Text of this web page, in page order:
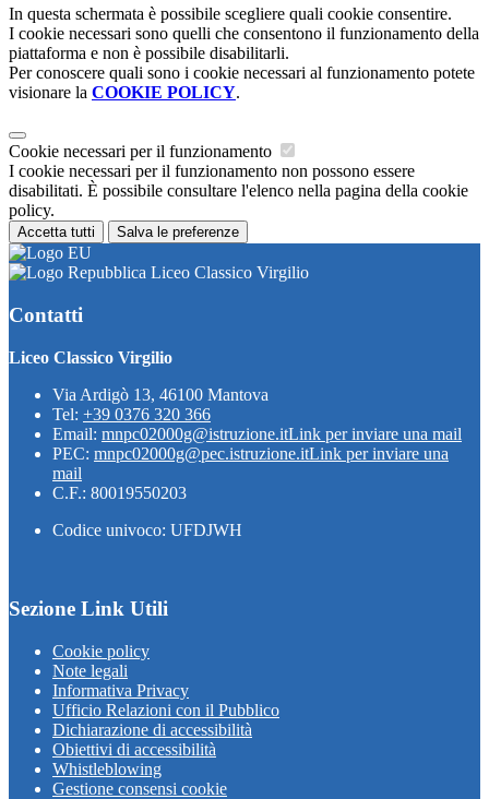
In questa schermata è possibile scegliere quali cookie consentire.
I cookie necessari sono quelli che consentono il funzionamento della
piattaforma e non è possibile disabilitarli.
Per conoscere quali sono i cookie necessari al funzionamento potete
visionare la COOKIE POLICY.
Cookie necessari per il funzionamento
I cookie necessari per il funzionamento non possono essere
disabilitati. È possibile consultare l'elenco nella pagina della cookie
policy.
Accetta tutti Salva le preferenze
Liceo Classico Virgilio
Contatti
Liceo Classico Virgilio
Via Ardigò 13, 46100 Mantova
Tel: +39 0376 320 366
Email: mnpc02000g@istruzione.itLink per inviare una mail
PEC: mnpc02000g@pec.istruzione.itLink per inviare una
mail
C.F.: 80019550203
Codice univoco: UFDJWH
Sezione Link Utili
Cookie policy
Note legali
Informativa Privacy
Ufficio Relazioni con il Pubblico
Dichiarazione di accessibilità
Obiettivi di accessibilità
Whistleblowing
Gestione consensi cookie